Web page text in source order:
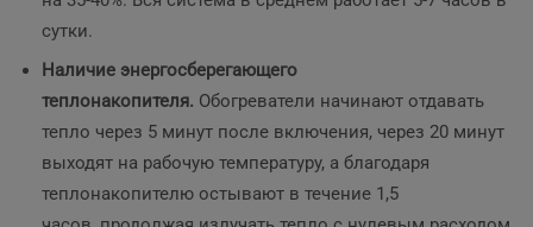
сутки.
Наличие энергосберегающего
теплонакопителя. Обогреватели начинают отдавать
тепло через 5 минут после включения, через 20 минут
выходят на рабочую температуру, а благодаря
теплонакопителю остывают в течение 1,5